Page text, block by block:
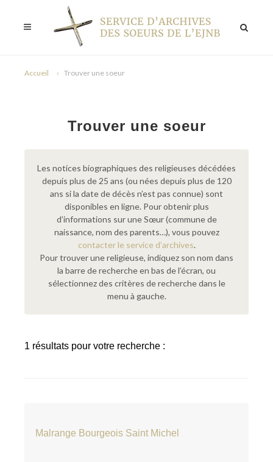
Accueil Trouver une soeur
Trouver une soeur
Les notices biographiques des religieuses décédées
depuis plus de 25 ans (ou nées depuis plus de 120
ans si la date de décès n’est pas connue) sont
disponibles en ligne. Pour obtenir plus
d’informations sur une Sœur (commune de
naissance, nom des parents…), vous pouvez
contacter le service d’archives.
Pour trouver une religieuse, indiquez son nom dans
la barre de recherche en bas de l’écran, ou
sélectionnez des critères de recherche dans le
menu à gauche.
1 résultats pour votre recherche :
Malrange Bourgeois Saint Michel